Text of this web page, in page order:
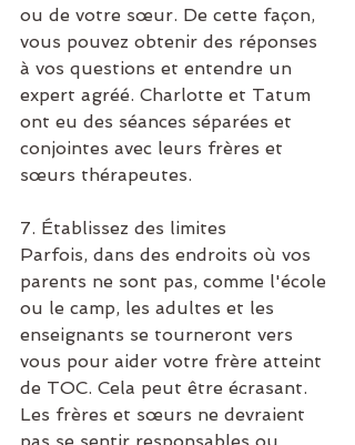
ou de votre sœur. De cette façon,
vous pouvez obtenir des réponses
à vos questions et entendre un
expert agréé. Charlotte et Tatum
ont eu des séances séparées et
conjointes avec leurs frères et
sœurs thérapeutes.
7. Établissez des limites
Parfois, dans des endroits où vos
parents ne sont pas, comme l'école
ou le camp, les adultes et les
enseignants se tourneront vers
vous pour aider votre frère atteint
de TOC. Cela peut être écrasant.
Les frères et sœurs ne devraient